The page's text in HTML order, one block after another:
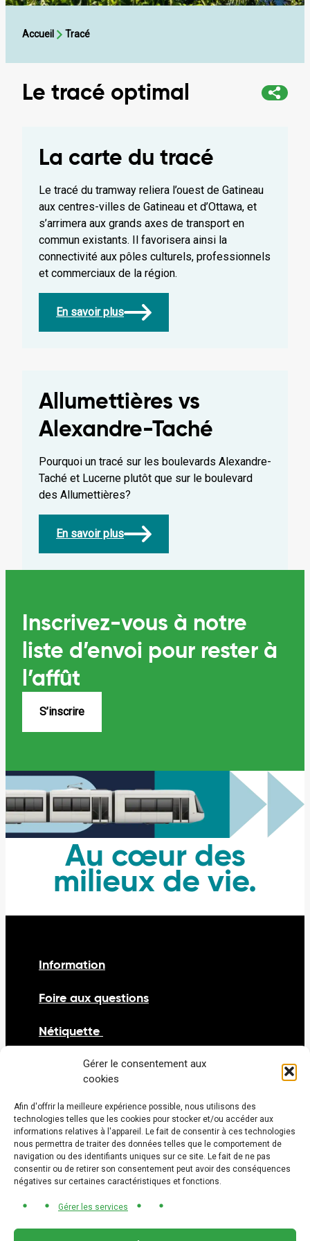
Gérer le consentement aux
cookies
Afin d'offrir la meilleure expérience possible, nous utilisons des
technologies telles que les cookies pour stocker et/ou accéder aux
informations relatives à l'appareil. Le fait de consentir à ces technologies
nous permettra de traiter des données telles que le comportement de
navigation ou des identifiants uniques sur ce site. Le fait de ne pas
consentir ou de retirer son consentement peut avoir des conséquences
négatives sur certaines caractéristiques et fonctions.
Gérer les services
Accueil Tracé
Le tracé optimal
La carte du tracé
Le tracé du tramway reliera l’ouest de Gatineau
aux centres-villes de Gatineau et d’Ottawa, et
s’arrimera aux grands axes de transport en
commun existants. Il favorisera ainsi la
connectivité aux pôles culturels, professionnels
et commerciaux de la région.
En savoir plus
Allumettières vs
Alexandre-Taché
Pourquoi un tracé sur les boulevards Alexandre-
Taché et Lucerne plutôt que sur le boulevard
des Allumettières?
En savoir plus
Inscrivez-vous à notre
liste d’envoi pour rester à
l’affût
S’inscrire
Au cœur des
milieux de vie.
Information
Foire aux questions
Nétiquette
Nous joindre
Vidéos
© 2026 Bureau de projet Tramway Gatineau-